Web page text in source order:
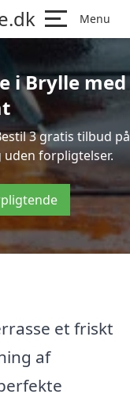
Menu
i Brylle med
3 gratis tilbud på
forpligtelser.
et friskt
af